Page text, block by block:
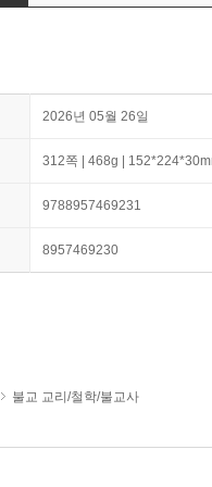
2026년 05월 26일
312쪽 | 468g |
9788957469231
8957469230
불교 교리/철학/불교사